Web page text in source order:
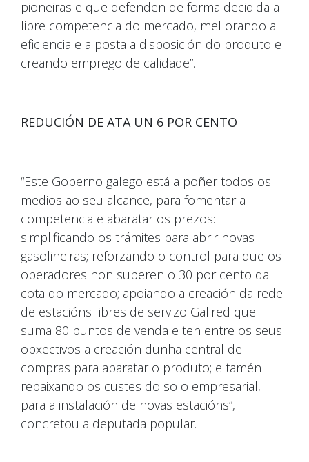
pioneiras e que defenden de forma decidida a
libre competencia do mercado, mellorando a
eficiencia e a posta a disposición do produto e
creando emprego de calidade”.
REDUCIÓN DE ATA UN 6 POR CENTO
“Este Goberno galego está a poñer todos os
medios ao seu alcance, para fomentar a
competencia e abaratar os prezos:
simplificando os trámites para abrir novas
gasolineiras; reforzando o control para que os
operadores non superen o 30 por cento da
cota do mercado; apoiando a creación da rede
de estacións libres de servizo Galired que
suma 80 puntos de venda e ten entre os seus
obxectivos a creación dunha central de
compras para abaratar o produto; e tamén
rebaixando os custes do solo empresarial,
para a instalación de novas estacións”,
concretou a deputada popular.